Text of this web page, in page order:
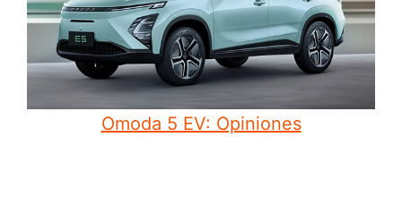
Omoda 5 EV: Opiniones